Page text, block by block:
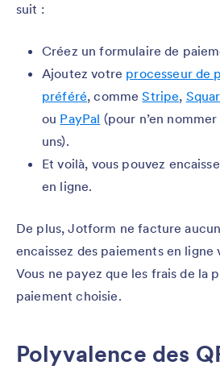
suit :
Créez un formulaire de
Ajoutez votre processeur de
préféré, commeStripe,
ou PayPal (pour n’en
uns).
Et voilà, vous pouvez
en ligne.
De plus, Jotform ne facture
encaissez des paiements en ligne
Vous ne payez que les frais de la
paiement choisie.
Polyvalence des